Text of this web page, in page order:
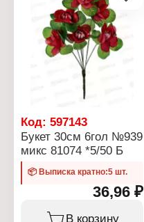
Код: 597143
Букет 30см 6гол №939
микс 81074 *5/50 Б
📦 Выписка кратно:5 шт.
36,96 ₽
В корзину